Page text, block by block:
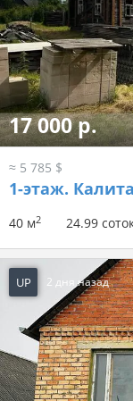
17 000 р.
≈ 5 785 $
1-этаж.
40 м2 24.99
UP 2 дня назад